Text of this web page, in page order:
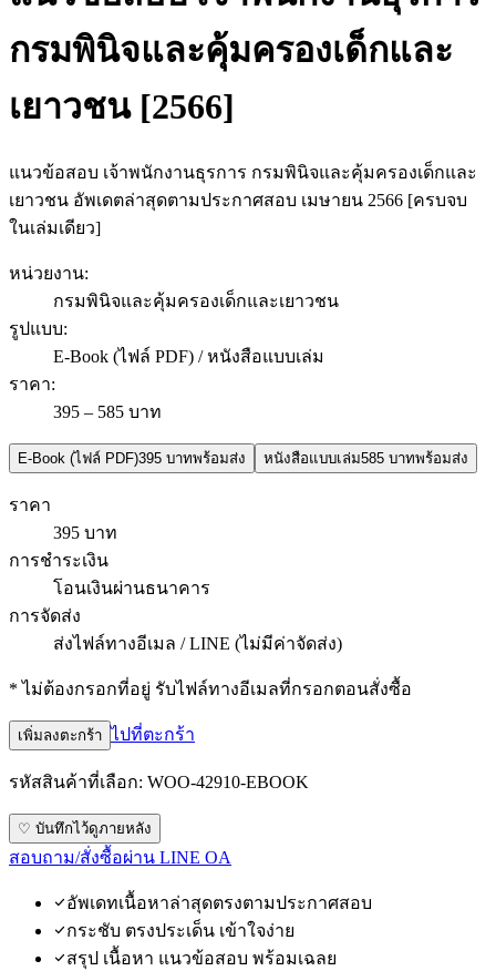
กรมพินิจและคุ้มครองเด็กและ
เยาวชน [2566]
แนวข้อสอบ เจ้าพนักงานธุรการ กรมพินิจและคุ้มครองเด็กและ
เยาวชน อัพเดตล่าสุดตามประกาศสอบ เมษายน 2566 [ครบจบ
ในเล่มเดียว]
หน่วยงาน:
กรมพินิจและคุ้มครองเด็กและเยาวชน
รูปแบบ:
E-Book (ไฟล์ PDF) / หนังสือแบบเล่ม
ราคา:
395 – 585 บาท
E-Book (ไฟล์ PDF)395 บาทพร้อมส่ง หนังสือแบบเล่ม585 บาทพร้อมส่ง
ราคา
395 บาท
การชำระเงิน
โอนเงินผ่านธนาคาร
การจัดส่ง
ส่งไฟล์ทางอีเมล / LINE (ไม่มีค่าจัดส่ง)
* ไม่ต้องกรอกที่อยู่ รับไฟล์ทางอีเมลที่กรอกตอนสั่งซื้อ
เพิ่มลงตะกร้า ไปที่ตะกร้า
รหัสสินค้าที่เลือก: WOO-42910-EBOOK
♡ บันทึกไว้ดูภายหลัง
สอบถาม/สั่งซื้อผ่าน LINE OA
อัพเดทเนื้อหาล่าสุดตรงตามประกาศสอบ
กระชับ ตรงประเด็น เข้าใจง่าย
สรุป เนื้อหา แนวข้อสอบ พร้อมเฉลย